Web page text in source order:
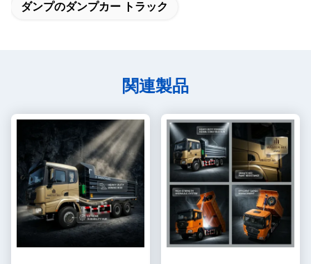
ダンプのダンプカー トラック
関連製品